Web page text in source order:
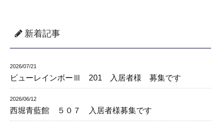
新着記事
2026/07/21
ビューレインボーⅢ 201 入居者様 募集です
2026/06/12
西堀青藍館 ５０７ 入居者様募集です